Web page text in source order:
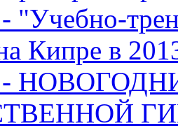
- "Учебно-
Кипре в
-